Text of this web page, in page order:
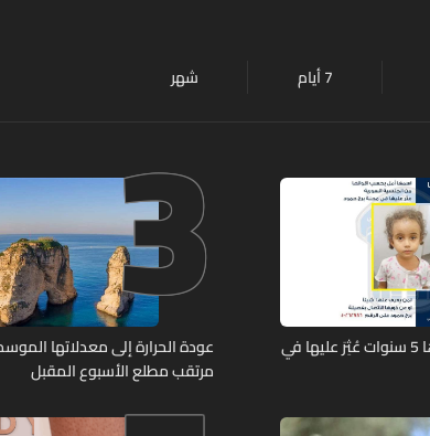
7 أيام شهر
تعميم صورة طفلة عمرها 5 سنوات عُثِرَ عليها في
3
عودة الحرارة إلى معدلاتها
مرتقب مطلع الأسبوع المقبل